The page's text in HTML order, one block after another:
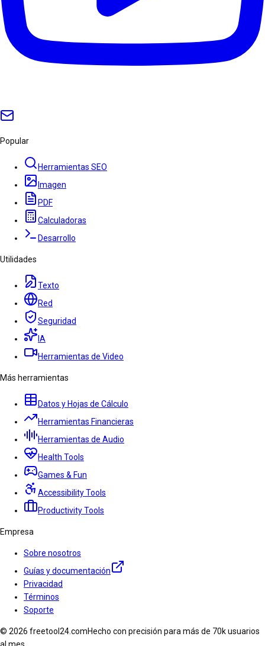
Popular
Herramientas SEO
Imagen
PDF
Calculadoras
Desarrollo
Utilidades
Texto
Red
Seguridad
IA
Herramientas de Video
Más herramientas
Datos y Hojas de Cálculo
Herramientas Financieras
Herramientas de Audio
Health Tools
Games & Fun
Accessibility Tools
Productivity Tools
Empresa
Sobre nosotros
Guías y documentación
Privacidad
Términos
Soporte
© 2026 freetool24.comHecho con precisión para más de 70k usuarios